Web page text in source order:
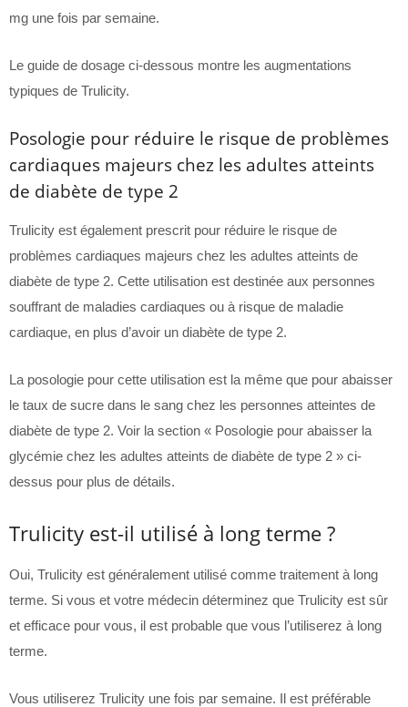
mg une fois par semaine.
Le guide de dosage ci-dessous montre les augmentations
typiques de Trulicity.
Posologie pour réduire le risque de problèmes
cardiaques majeurs chez les adultes atteints
de diabète de type 2
Trulicity est également prescrit pour réduire le risque de
problèmes cardiaques majeurs chez les adultes atteints de
diabète de type 2. Cette utilisation est destinée aux personnes
souffrant de maladies cardiaques ou à risque de maladie
cardiaque, en plus d’avoir un diabète de type 2.
La posologie pour cette utilisation est la même que pour abaisser
le taux de sucre dans le sang chez les personnes atteintes de
diabète de type 2. Voir la section « Posologie pour abaisser la
glycémie chez les adultes atteints de diabète de type 2 » ci-
dessus pour plus de détails.
Trulicity est-il utilisé à long terme ?
Oui, Trulicity est généralement utilisé comme traitement à long
terme. Si vous et votre médecin déterminez que Trulicity est sûr
et efficace pour vous, il est probable que vous l’utiliserez à long
terme.
Vous utiliserez Trulicity une fois par semaine. Il est préférable